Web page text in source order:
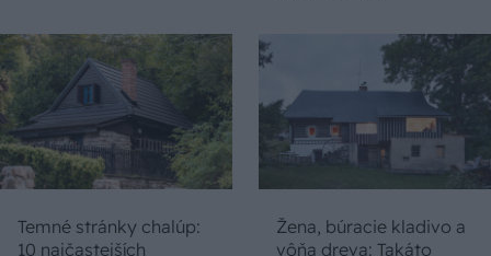
Temné stránky chalúp:
10 najčastejších
Žena, búracie kladivo a
vôňa dreva: Takáto